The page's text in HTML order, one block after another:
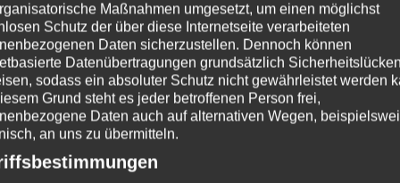
beruht auf den
Europäischen Richtlinien- und
der Datenschutz-Grundverordnung (DS-
wurden. Unsere Datenschutzerklärung soll
als auch für unsere Kunden und
einfach lesbar und verständlich sein.
Maßnahmen umgesetzt, um einen möglichst
Schutz der über diese Internetseite verarbeiteten
Daten sicherzustellen. Dennoch können
Datenübertragungen grundsätzlich Sicherheitslücken
sodass ein absoluter Schutz nicht gewährleistet werden
Grund steht es jeder betroffenen Person frei,
Daten auch auf alternativen Wegen,
an uns zu übermitteln.